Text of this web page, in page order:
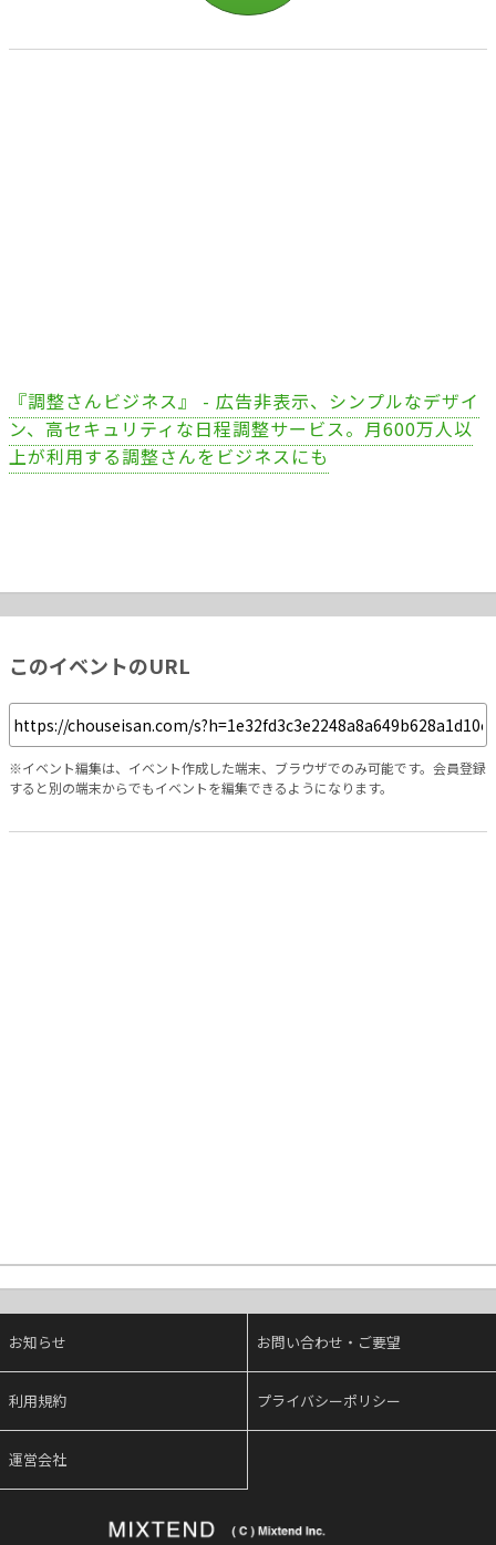
『調整さんビジネス』 - 広告非表示、シンプルなデザイ
ン、高セキュリティな日程調整サービス。月600万人以
上が利用する調整さんをビジネスにも
このイベントのURL
※イベント編集は、イベント作成した端末、ブラウザでのみ可能です。会員登録
すると別の端末からでもイベントを編集できるようになります。
お知らせ お問い合わせ・ご要望
利用規約 プライバシーポリシー
運営会社